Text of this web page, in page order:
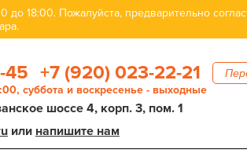
до 18:00. Пожалуйста, предварительно
45 +7 (920) 023-22-21
суббота и воскресенье - выходные
шоссе 4, корп. 3, пом. 1
или напишите нам